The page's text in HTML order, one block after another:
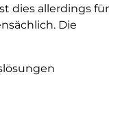
dies allerdings für
Die